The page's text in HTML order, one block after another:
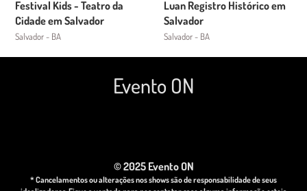
Festival Kids - Teatro da
Cidade em Salvador
Salvador - BA
Luan Registro Histórico em
Salvador
Salvador - BA
Evento ON
© 2025 Evento ON
* Cancelamentos ou alterações nos shows são de responsabilidade de seus